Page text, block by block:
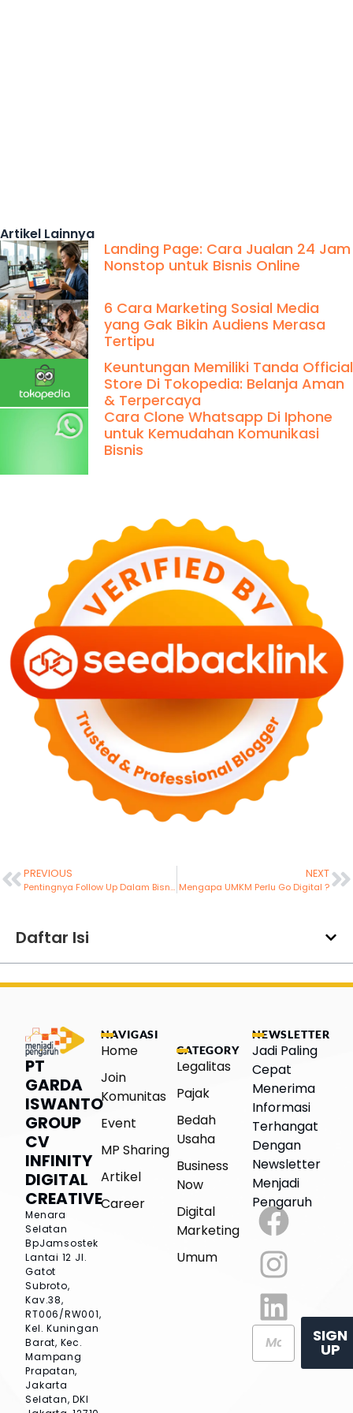
Artikel Lainnya
Landing Page: Cara Jualan 24 Jam
Nonstop untuk Bisnis Online
6 Cara Marketing Sosial Media
yang Gak Bikin Audiens Merasa
Tertipu
Keuntungan Memiliki Tanda Official
Store Di Tokopedia: Belanja Aman
& Terpercaya
Cara Clone Whatsapp Di Iphone
untuk Kemudahan Komunikasi
Bisnis
PREVIOUS
Pentingnya Follow Up Dalam Bisnis
NEXT
Mengapa UMKM Perlu Go Digital ?
Daftar Isi
PT
GARDA
ISWANTO
GROUP
CV
INFINITY
DIGITAL
CREATIVE
Menara
Selatan
BpJamsostek
Lantai 12 Jl.
Gatot
Subroto,
Kav.38,
RT006/RW001,
Kel. Kuningan
Barat, Kec.
Mampang
Prapatan,
Jakarta
Selatan, DKI
NAVIGASI
Home
Join
Komunitas
Event
MP Sharing
Artikel
Career
CATEGORY
Legalitas
Pajak
Bedah
Usaha
Business
Now
Digital
Marketing
Umum
NEWSLETTER
Jadi Paling
Cepat
Menerima
Informasi
Terhangat
Dengan
Newsletter
Menjadi
Pengaruh
SIGN
UP